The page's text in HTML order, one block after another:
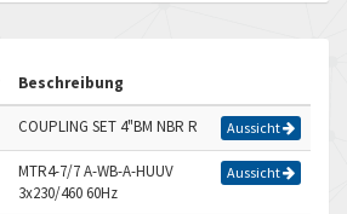
Beschreibung
COUPLING SET 4"BM NBR R Aussicht
MTR4-7/7 A-WB-A-HUUV
3x230/460 60Hz
Aussicht